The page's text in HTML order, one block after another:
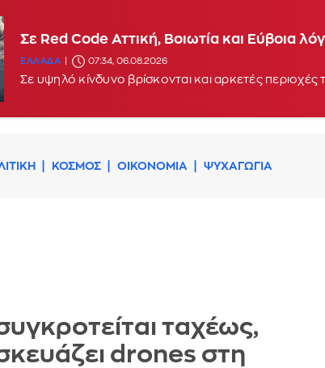
Σε Red Code Αττική, Βοιωτία και Εύβοια
ΕΛΛΑΔΑ 07:34, 06.08.2026
Σε υψηλό κίνδυνο βρίσκονται και αρκετές
ΚΟΣΜΟΣ ΟΙΚΟΝΟΜΙΑ ΨΥΧΑΓΩΓΙΑ
ταχέως,
drones στη